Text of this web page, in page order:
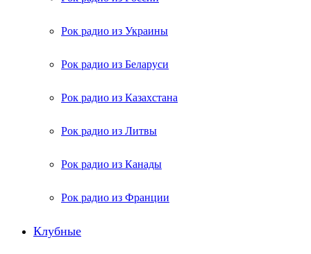
Рок радио из Украины
Рок радио из Беларуси
Рок радио из Казахстана
Рок радио из Литвы
Рок радио из Канады
Рок радио из Франции
Клубные